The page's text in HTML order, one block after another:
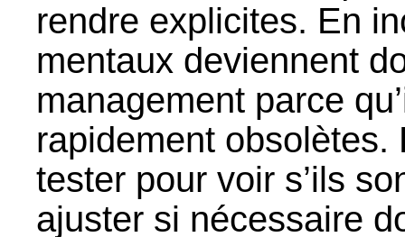
rendre explicites. En
mentaux deviennent
management parce
rapidement
tester pour voir s’ils
ajuster si nécessaire